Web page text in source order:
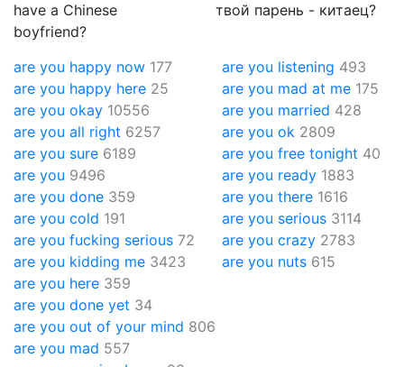
have a Chinese
boyfriend?
твой парень - китаец?
are you happy now 177
are you happy here 25
are you okay 10556
are you all right 6257
are you sure 6189
are you 9496
are you done 359
are you cold 191
are you fucking serious 72
are you kidding me 3423
are you listening 493
are you mad at me 175
are you married 428
are you ok 2809
are you free tonight 40
are you ready 1883
are you there 1616
are you serious 3114
are you crazy 2783
are you nuts 615
are you here 359
are you done yet 34
are you out of your mind 806
are you mad 557